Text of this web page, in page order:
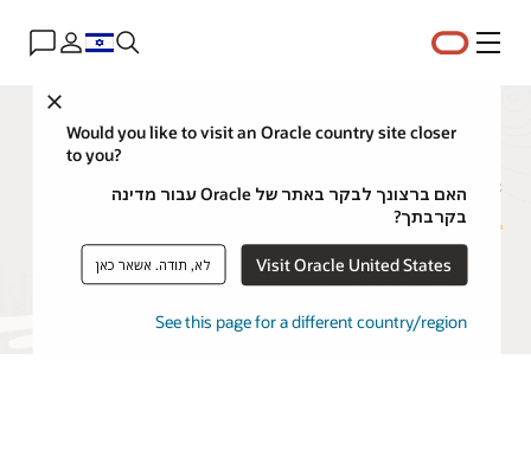
תפריט
Would you like to visit an Oracle country site closer
to you?
האם ברצונך לבקר באתר של Oracle עבור מדינה
בקרבתך?
Visit Oracle United States לא, תודה. אשאר כאן
See this page for a different country/region
תמחור Oracle Autonomous AI
Lakehouse
נסו את Oracle Autonomous AI Lakehouse בחינם